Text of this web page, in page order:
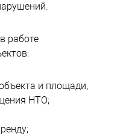
работе
и площади,
НТО;